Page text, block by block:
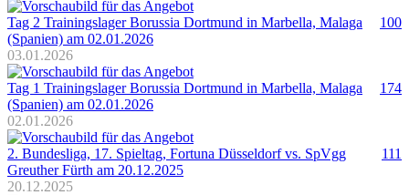
Tag 2 Trainingslager Borussia Dortmund in Marbella, Malaga
(Spanien) am 02.01.2026
03.01.2026
100
Tag 1 Trainingslager Borussia Dortmund in Marbella, Malaga
(Spanien) am 02.01.2026
02.01.2026
174
2. Bundesliga, 17. Spieltag, Fortuna Düsseldorf vs. SpVgg
Greuther Fürth am 20.12.2025
20.12.2025
111